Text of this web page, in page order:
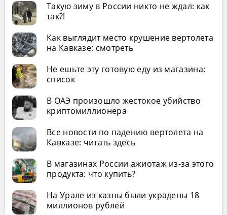
Такую зиму в России никто не ждал: как
так?!
Как выглядит место крушение вертолета
на Кавказе: смотреть
Не ешьте эту готовую еду из магазина:
список
В ОАЭ произошло жестокое убийство
криптомиллионера
Все новости по падению вертолета на
Кавказе: читать здесь
В магазинах России ажиотаж из-за этого
продукта: что купить?
На Урале из казны были украдены 18
миллионов рублей